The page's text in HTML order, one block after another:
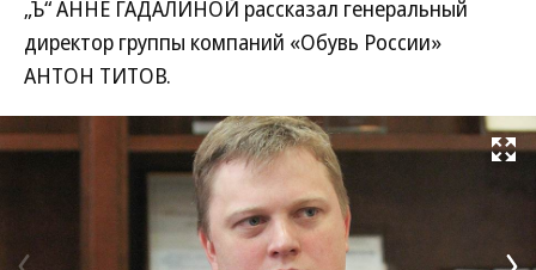
„Ъ“ АННЕ ГАДАЛИНОЙ рассказал генеральный
директор группы компаний «Обувь России»
АНТОН ТИТОВ.
Развернуть